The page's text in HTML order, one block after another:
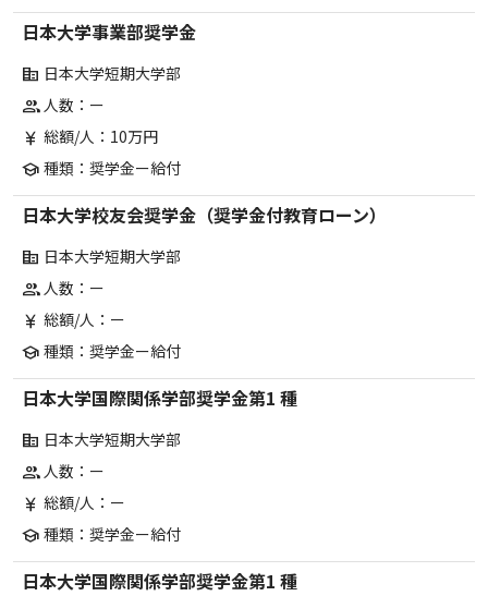
日本大学事業部奨学金
corporate_fare 日本大学短期大学部
group人数：ー
currency_yen 総額/人：10万円
school 種類：奨学金ー給付
日本大学校友会奨学金（奨学金付教育ローン）
corporate_fare 日本大学短期大学部
group人数：ー
currency_yen 総額/人：ー
school 種類：奨学金ー給付
日本大学国際関係学部奨学金第1 種
corporate_fare 日本大学短期大学部
group人数：ー
currency_yen 総額/人：ー
school 種類：奨学金ー給付
日本大学国際関係学部奨学金第1 種